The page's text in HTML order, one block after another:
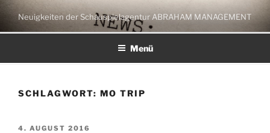
Zum
Inhalt
springen
Neuigkeiten der Schauspielagentur ABRAHAM MANAGEMENT
Menü
SCHLAGWORT: MO TRIP
VERÖFFENTLICHT
4. AUGUST 2016